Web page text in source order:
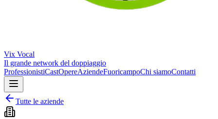
Vix Vocal
Il grande network del doppiaggio
ProfessionistiCastOpereAziendeFuoricampoChi siamoContatti
Tutte le aziende